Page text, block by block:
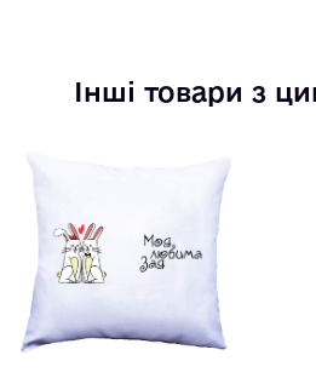
Інші товари з